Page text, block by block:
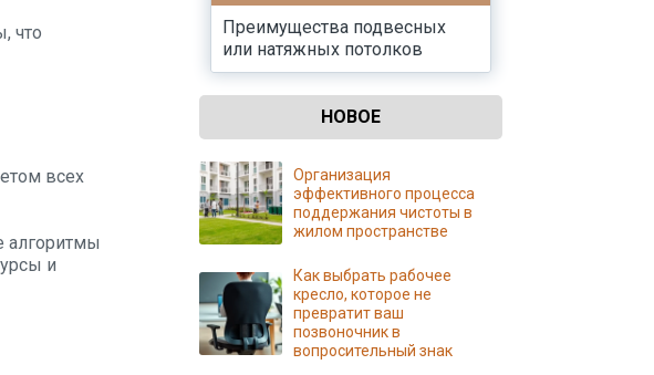
что
всех
алгоритмы
и
Преимущества подвесных
или натяжных потолков
НОВОЕ
Организация
эффективного процесса
поддержания чистоты в
жилом пространстве
Как выбрать рабочее
кресло, которое не
превратит ваш
позвоночник в
вопросительный знак